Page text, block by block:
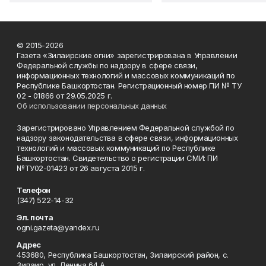
© 2015-2026
Газета «Зилаирские огни» зарегистрирована в Управлении
Федеральной службы по надзору в сфере связи,
информационных технологий и массовых коммуникаций по
Республике Башкортостан. Регистрационный номер ПИ № ТУ
02 - 01866 от 29.05.2025 г.
Об использовании персональных данных
Зарегистрировано Управлением Федеральной службой по
надзору законодательства в сфере связи, информационных
технологий и массовых коммуникаций по Республике
Башкортостан. Свидетельство о регистрации СМИ: ПИ
№ТУ02-01423 от 26 августа 2015 г.
Телефон
(347) 522-14-32
Эл. почта
ogni.gazeta@yandex.ru
Адрес
453680, Республика Башкортостан, Зилаирский район, с.